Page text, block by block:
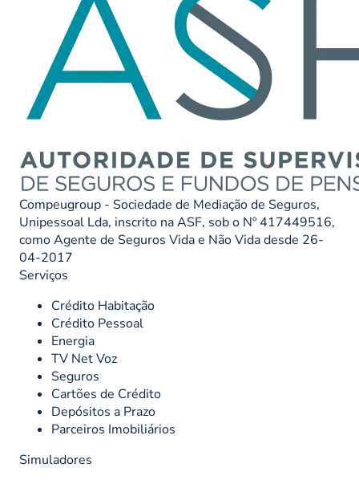
Compeugroup - Sociedade de Mediação de Seguros,
Unipessoal Lda, inscrito na ASF, sob o Nº 417449516,
como Agente de Seguros Vida e Não Vida desde 26-
04-2017
Serviços
Crédito Habitação
Crédito Pessoal
Energia
TV Net Voz
Seguros
Cartões de Crédito
Depósitos a Prazo
Parceiros Imobiliários
Simuladores